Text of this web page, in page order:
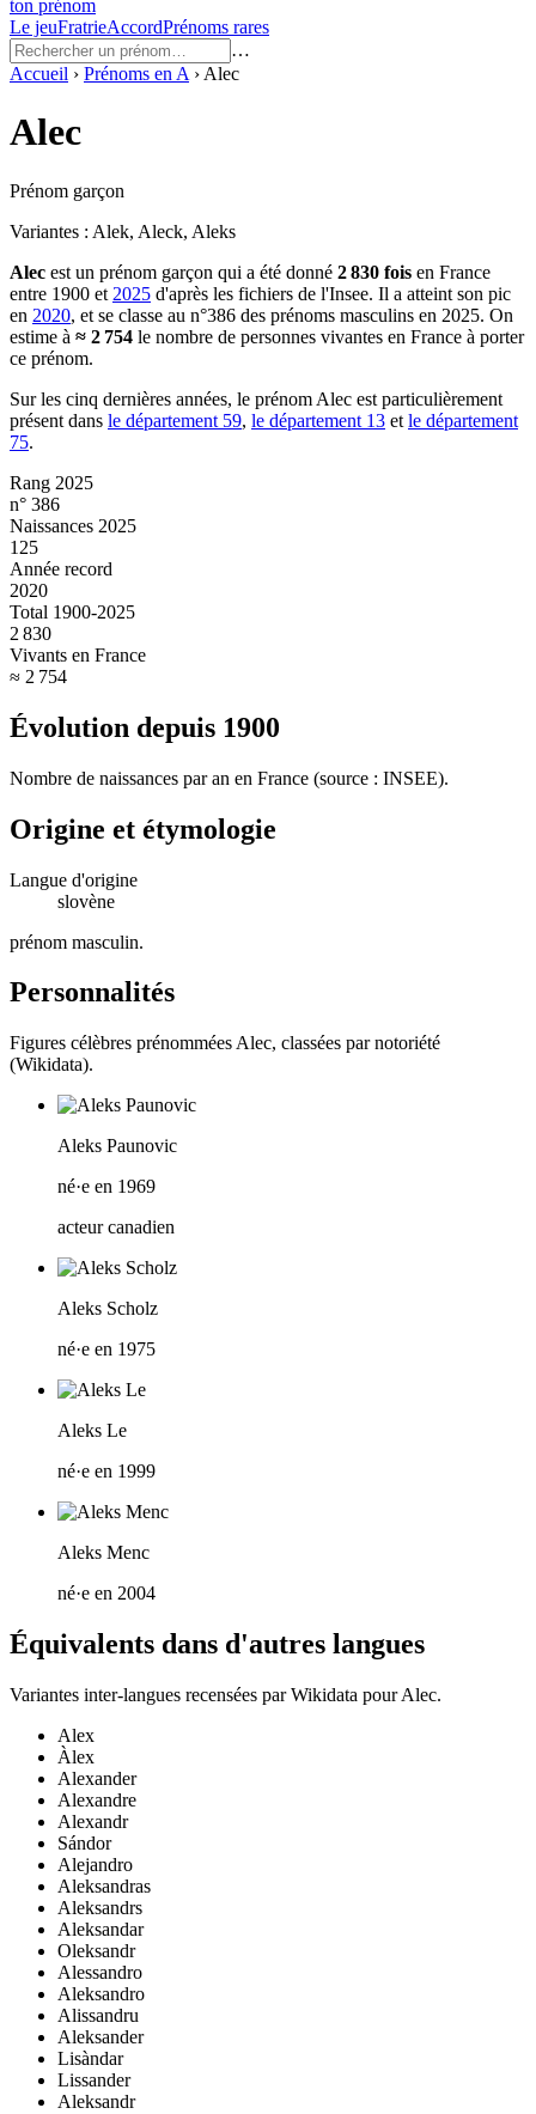
ton prénom
Le jeuFratrieAccordPrénoms rares
…
Accueil › Prénoms en A › Alec
Alec
Prénom garçon
Variantes : Alek, Aleck, Aleks
Alec est un prénom garçon qui a été donné 2 830 fois en France
entre 1900 et 2025 d'après les fichiers de l'Insee. Il a atteint son pic
en 2020, et se classe au n°386 des prénoms masculins en 2025. On
estime à ≈ 2 754 le nombre de personnes vivantes en France à porter
ce prénom.
Sur les cinq dernières années, le prénom Alec est particulièrement
présent dans le département 59, le département 13 et le département
75.
Rang 2025
n° 386
Naissances 2025
125
Année record
2020
Total 1900-2025
2 830
Vivants en France
≈ 2 754
Évolution depuis 1900
Nombre de naissances par an en France (source : INSEE).
Origine et étymologie
Langue d'origine
slovène
prénom masculin.
Personnalités
Figures célèbres prénommées Alec, classées par notoriété
(Wikidata).
Aleks Paunovic
né·e en 1969
acteur canadien
Aleks Scholz
né·e en 1975
Aleks Le
né·e en 1999
Aleks Menc
né·e en 2004
Équivalents dans d'autres langues
Variantes inter-langues recensées par Wikidata pourAlec.
Alex
Àlex
Alexander
Alexandre
Alexandr
Sándor
Alejandro
Aleksandras
Aleksandrs
Aleksandar
Oleksandr
Alessandro
Aleksandro
Alissandru
Aleksander
Lisàndar
Lissander
Aleksandr